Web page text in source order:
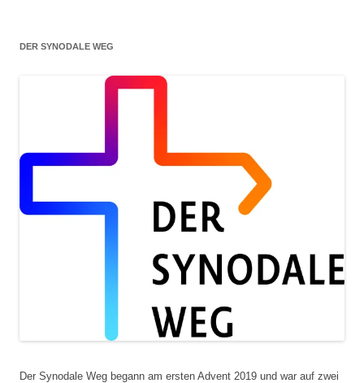
DER SYNODALE WEG
Der Synodale Weg begann am ersten Advent 2019 und war auf zwei